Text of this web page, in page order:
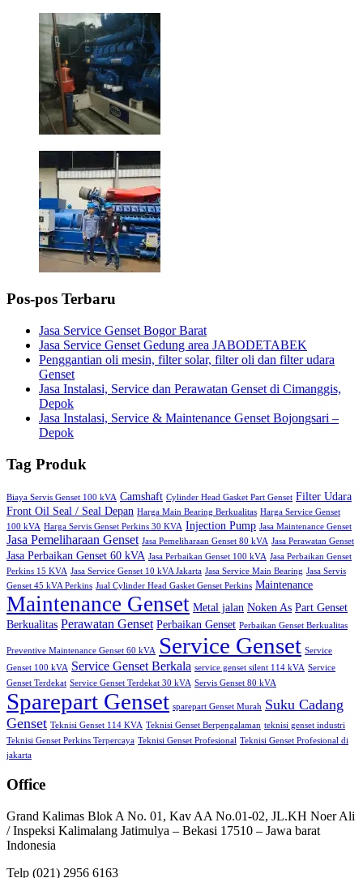
Pos-pos Terbaru
Jasa Service Genset Bogor Barat
Jasa Service Genset Gedung area JABODETABEK
Penggantian oli mesin, filter solar, filter oli dan filter udara
Genset
Jasa Instalasi, Service dan Perawatan Genset di Cimanggis,
Depok
Jasa Instalasi, Service & Maintenance Genset Bojongsari –
Depok
Tag Produk
Biaya Servis Genset 100 kVA Camshaft Cylinder Head Gasket Part Genset Filter Udara
Front Oil Seal / Seal Depan Harga Main Bearing Berkualitas Harga Service Genset
100 kVA Harga Servis Genset Perkins 30 KVA Injection Pump Jasa Maintenance Genset
Jasa Pemeliharaan Genset Jasa Pemeliharaan Genset 80 kVA Jasa Perawatan Genset
Jasa Perbaikan Genset 60 kVA Jasa Perbaikan Genset 100 kVA Jasa Perbaikan Genset
Perkins 15 KVA Jasa Service Genset 10 kVA Jakarta Jasa Service Main Bearing Jasa Servis
Genset 45 kVA Perkins Jual Cylinder Head Gasket Genset Perkins Maintenance
Maintenance Genset Metal jalan Noken As Part Genset
Berkualitas Perawatan Genset Perbaikan Genset Perbaikan Genset Berkualitas
Preventive Maintenance Genset 60 kVA Service Genset Service
Genset 100 kVA Service Genset Berkala service genset silent 114 kVA Service
Genset Terdekat Service Genset Terdekat 30 kVA Servis Genset 80 kVA
Sparepart Genset sparepart Genset Murah Suku Cadang
Genset Teknisi Genset 114 KVA Teknisi Genset Berpengalaman teknisi genset industri
Teknisi Genset Perkins Terpercaya Teknisi Genset Profesional Teknisi Genset Profesional di
jakarta
Office
Grand Kalimas Blok A No. 01, Kav AA No.01-02, JL.KH Noer Ali
/ Inspeksi Kalimalang Jatimulya – Bekasi 17510 – Jawa barat
Indonesia
Telp (021) 2956 6163